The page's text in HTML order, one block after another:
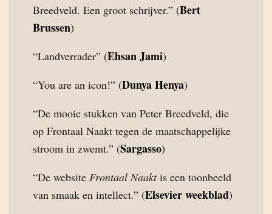
Breedveld. Een groot schrijver.” (Bert
Brussen)
“Landverrader” (Ehsan Jami)
“You are an icon!” (Dunya Henya)
“De mooie stukken van Peter Breedveld, die
op Frontaal Naakt tegen de maatschappelijke
stroom in zwemt.” (Sargasso)
“De website Frontaal Naaktis een toonbeeld
van smaak en intellect.” (Elsevier weekblad)